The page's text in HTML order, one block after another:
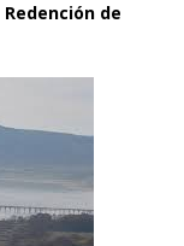
Redención de